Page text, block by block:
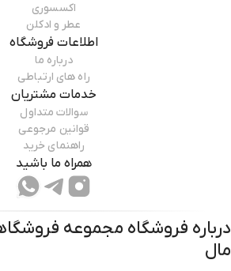
اکسسوری
عطر و ادکلن
اطلاعات فروشگاه
درباره ما
راه های ارتباطی
خدمات مشتریان
سوالات متداول
قوانین مرجوعی
راهنمای خرید
همراه ما باشید
درباره فروشگاه مجموعه
مال